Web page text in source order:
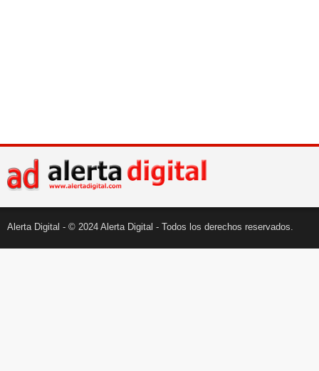
Alerta Digital - © 2024 Alerta Digital - Todos los derechos reservados.